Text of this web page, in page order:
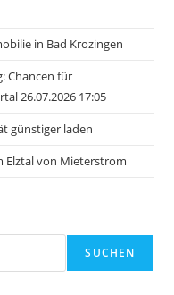
in Bad Krozingen
Chancen für
26.07.2026 17:05
günstiger laden
Elztal von Mieterstrom
SUCHEN